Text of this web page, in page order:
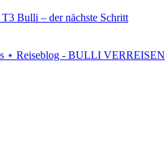
Bulli – der nächste Schritt
⋆ Reiseblog - BULLI VERREISEN